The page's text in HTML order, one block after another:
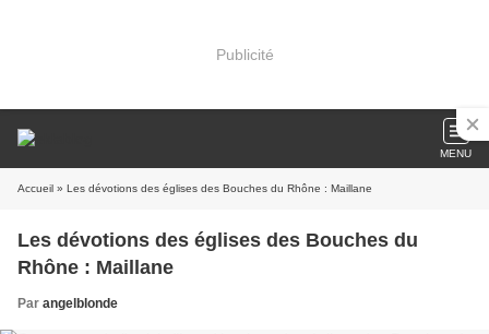
Publicité
MENU
Accueil » Les dévotions des églises des Bouches du Rhône : Maillane
Les dévotions des églises des Bouches du
Rhône : Maillane
Par angelblonde